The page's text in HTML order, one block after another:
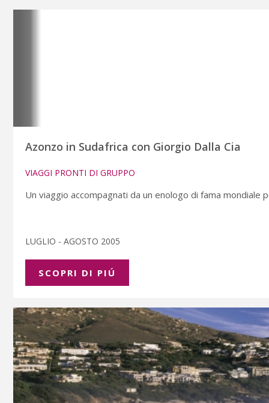
Azonzo in Sudafrica con Giorgio Dalla Cia
VIAGGI PRONTI DI GRUPPO
Un viaggio accompagnati da un enologo di fama
LUGLIO - AGOSTO 2005
SCOPRI DI PIÚ